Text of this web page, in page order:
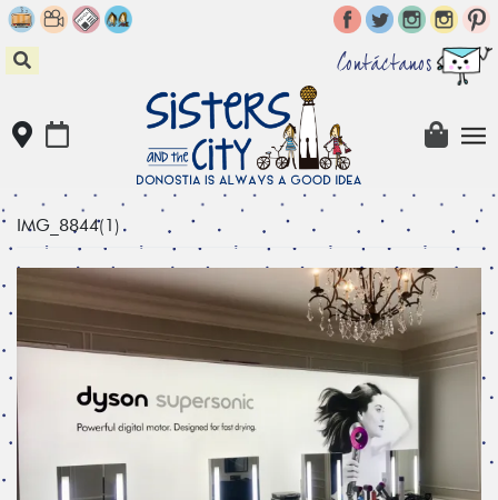
Skip
to
content
Contáctanos
IMG_8844(1)